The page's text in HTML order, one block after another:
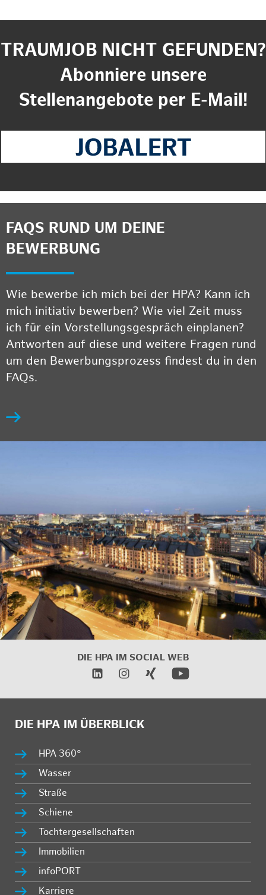
TRAUMJOB NICHT GEFUNDEN?
Abonniere unsere
Stellenangebote per E-Mail!
FAQS RUND UM DEINE
BEWERBUNG
Wie bewerbe ich mich bei der HPA? Kann ich
mich initiativ bewerben? Wie viel Zeit muss
ich für ein Vorstellungsgespräch einplanen?
Antworten auf diese und weitere Fragen rund
um den Bewerbungsprozess findest du in den
FAQs.
DIE HPA IM SOCIAL WEB
DIE HPA IM ÜBERBLICK
HPA 360°
Wasser
Straße
Schiene
Tochtergesellschaften
Immobilien
infoPORT
Karriere